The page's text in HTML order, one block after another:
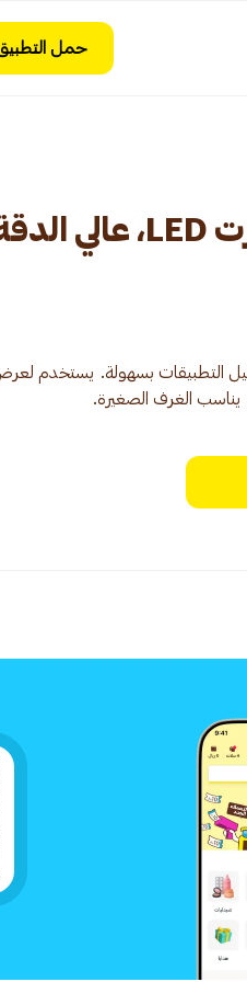
حمل
التطبيقات بسهولة. يستخدم
الغرف الصغيرة.